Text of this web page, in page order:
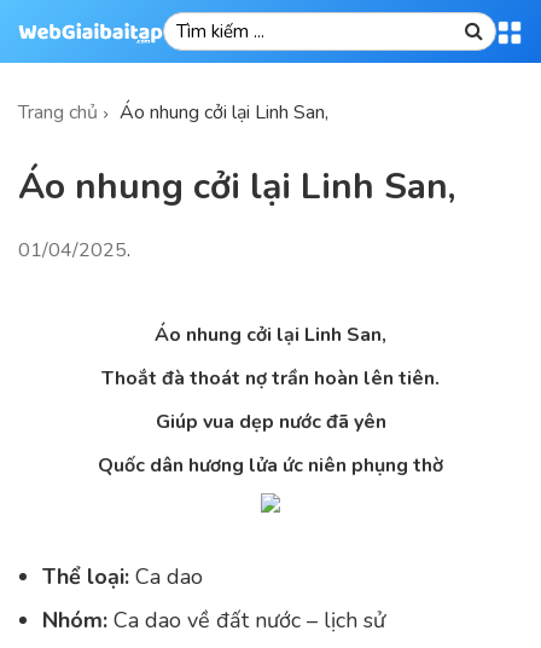
Trang chủ Áo nhung cởi lại Linh San,
Áo nhung cởi lại Linh San,
01/04/2025.
Áo nhung cởi lại Linh San,
Thoắt đà thoát nợ trần hoàn lên tiên.
Giúp vua dẹp nước đã yên
Quốc dân hương lửa ức niên phụng thờ
Thể loại: Ca dao
Nhóm: Ca dao về đất nước – lịch sử